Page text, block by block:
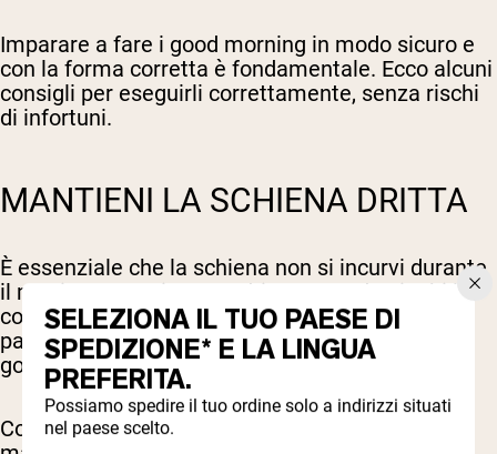
Imparare a fare i good morning in modo sicuro e
con la forma corretta è fondamentale. Ecco alcuni
consigli per eseguirli correttamente, senza rischi
di infortuni.
MANTIENI LA SCHIENA DRITTA
È essenziale che la schiena non si incurvi durante
il movimento e rimanga dritta. Quando pieghi la
colonna vertebrale, metti molta pressione sulla
parte bassa della schiena, specialmente con il
good morning con peso.
Contrai il core e usa questi muscoli per
SELEZIONA IL TUO PAESE DI
SPEDIZIONE* E LA LINGUA
PREFERITA.
Possiamo spedire il tuo ordine solo a indirizzi situati
nel paese scelto.